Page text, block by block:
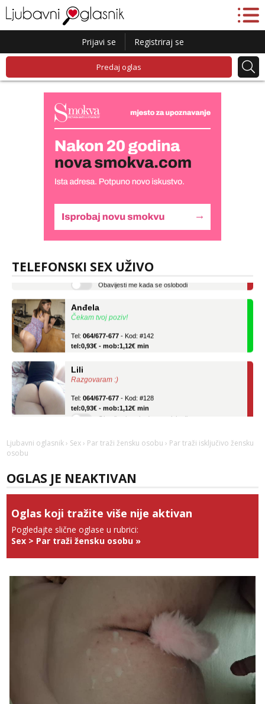
Prijavi se Registriraj se
Predaj oglas
TELEFONSKI SEX UŽIVO
tel:0,93€ - mob:1,12€ min
Čekam tvoj poziv!
tel:0,93€ - mob:1,12€ min
Razgovaram :)
tel:0,93€ - mob:1,12€ min
Obavijesti me kada se oslobodi
Čekam tvoj poziv!
Ljubavni oglasnik › Sex › Par traži žensku osobu › Par traži isključivo žensku
osobu
OGLAS JE NEAKTIVAN
Oglas koji tražite više nije aktivan
Pogledajte slične oglase u rubrici:
Sex > Par traži žensku osobu »